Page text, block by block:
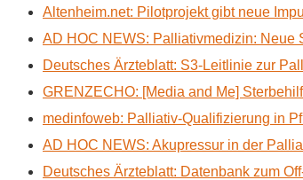
Altenheim.net: Pilotprojekt gibt neue
AD HOC NEWS: Palliativmedizin: Neue
Deutsches Ärzteblatt: S3-Leitlinie zur
GRENZECHO: [Media and Me]
medinfoweb: Palliativ-Qualifizierung in
AD HOC NEWS: Akupressur in der
Deutsches Ärzteblatt: Datenbank zum